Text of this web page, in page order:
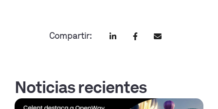
Compartir:
Noticias recientes